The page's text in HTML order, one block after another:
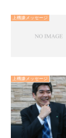
上機嫌メッセージ
上機嫌メッセージ